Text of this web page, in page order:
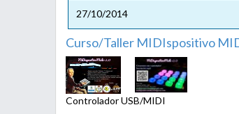
27/10/2014
Curso/Taller MIDIspositivo
Controlador USB/MIDI